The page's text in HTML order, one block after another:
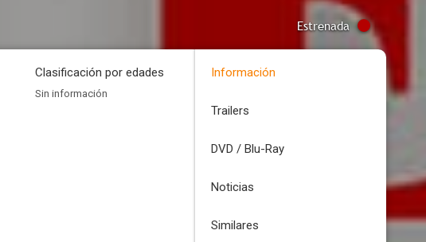
Estrenada
Clasificación por edades
Sin información
Información
Trailers
DVD / Blu-Ray
Noticias
Similares